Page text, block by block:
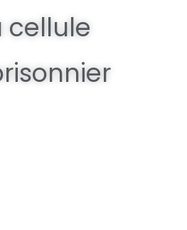
cellule